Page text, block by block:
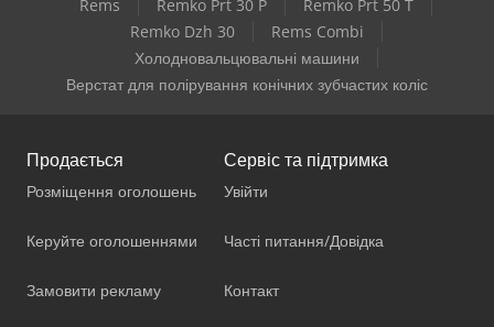
Rems Remko Prt 30 P
Remko Prt 50 T
Remko Dzh 30
Rems Combi
Холодновальцювальні машини
Верстат для полірування конічних зубчастих коліс
Продається
Розміщення оголошень
Керуйте оголошеннями
Замовити рекламу
Сервіс та підтримка
Увійти
Часті питання/Довідка
Контакт